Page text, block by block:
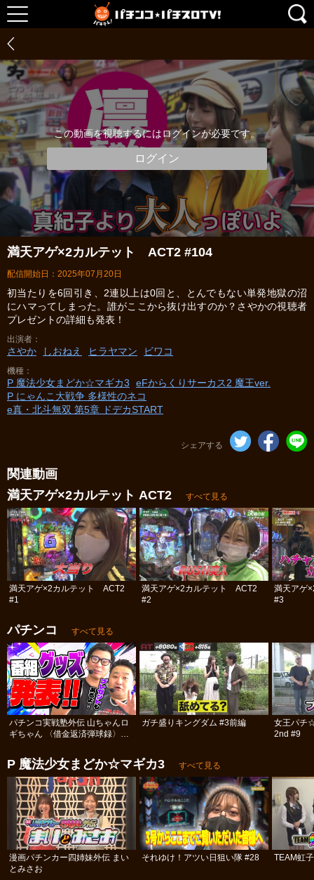
この動画を視聴するにはログインが必要です。
ログイン
満天アゲ×2カルテット ACT2 #104
配信開始日：2025年07月20日
初当たりを6回引き、2連以上は0回と、とんでもない単発地獄の沼
にハマってしまった。誰がここから抜け出すのか？さやかの視聴者
プレゼントの詳細も発表！
出演者
さやか しおねえ ヒラヤマン ビワコ
機種
P 魔法少女まどか☆マギカ3
eFからくりサーカス2 魔王ver.
P にゃんこ大戦争 多様性のネコ
e真・北斗無双 第5章 ドデカSTART
シェアする
関連動画
満天アゲ×2カルテット ACT2
すべて見る
満天アゲ×2カルテット ACT2
#1
満天アゲ×2カルテット ACT2
#2
満天アゲ
#3
パチンコ すべて見る
パチンコ実戦塾外伝 山ちゃんロ
ギちゃん 〈借金返済弾球録〉
ガチ盛りキングダム #3前編
女王パチ
2nd #9
P 魔法少女まどか☆マギカ3 すべて見る
漫画パチンカー四姉妹外伝 まい
とみさお
それゆけ！アツい日狙い隊 #28 TEAM虹